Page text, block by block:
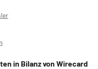
in Bilanz von Wirecard